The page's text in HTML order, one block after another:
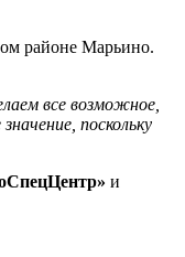
районе Марьино.
все возможное,
поскольку
и